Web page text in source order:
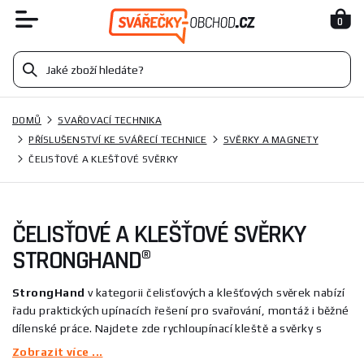
0
DOMŮ
SVAŘOVACÍ TECHNIKA
PŘÍSLUŠENSTVÍ KE SVÁŘECÍ TECHNICE
SVĚRKY A MAGNETY
ČELISŤOVÉ A KLEŠŤOVÉ SVĚRKY
ČELISŤOVÉ A KLEŠŤOVÉ SVĚRKY
STRONGHAND®
StrongHand v kategorii čelisťových a klešťových svěrek nabízí
řadu praktických upínacích řešení pro svařování, montáž i běžné
dílenské práce. Najdete zde rychloupínací kleště a svěrky s
různými čeľustmi a vyměnitelnými nástavci, konkrétně modely
Zobrazit více ...